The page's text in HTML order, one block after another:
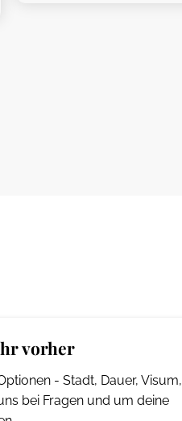
vorher
- Stadt, Dauer, Visum,
bei Fragen und um deine